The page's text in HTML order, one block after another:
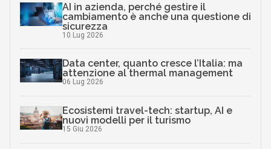
AI in azienda, perché gestire il
cambiamento è anche una questione di
sicurezza
10 Lug 2026
Data center, quanto cresce l’Italia: ma
attenzione al thermal management
06 Lug 2026
Ecosistemi travel-tech: startup, AI e
nuovi modelli per il turismo
15 Giu 2026